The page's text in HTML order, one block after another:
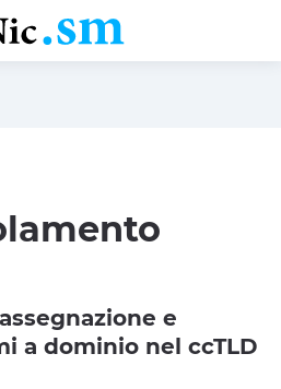
e
a dominio nel ccTLD